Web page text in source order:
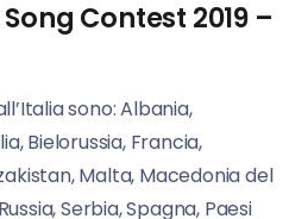
Contest 2019 –
sono: Albania,
Bielorussia, Francia,
Malta, Macedonia del
Serbia, Spagna, Paesi